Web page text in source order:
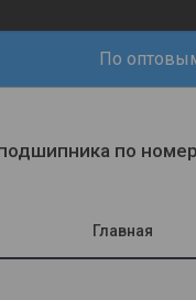
По
по
Главная